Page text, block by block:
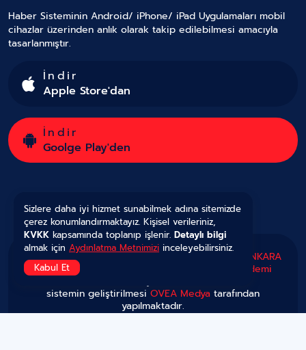
Haber Sisteminin Android/ iPhone/ iPad Uygulamaları mobil
cihazlar üzerinden anlık olarak takip edilebilmesi amacıyla
tasarlanmıştır.
İndir
Apple Store'dan
İndir
Goolge Play'den
Copyright © 2025 Tüm Hakları Saklıdır.
Gazete ANKARA
'nın kurulması ve yönetilmesi görevi
OVEA Akademi
sistemin geliştirilmesi OVEA Medya tarafından
yapılmaktadır.
Sizlere daha iyi hizmet sunabilmek adına sitemizde
çerez konumlandırmaktayız. Kişisel verileriniz,
KVKK kapsamında toplanıp işlenir. Detaylı bilgi
almak için Aydınlatma Metnimizi inceleyebilirsiniz.
Kabul Et